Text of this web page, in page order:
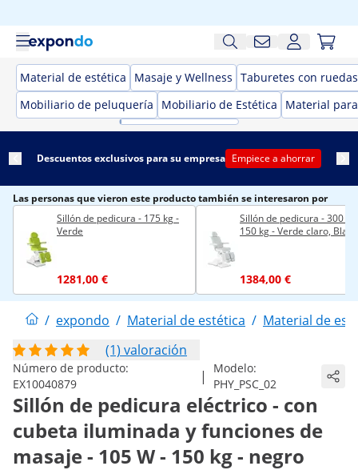
Material de estética Masaje y Wellness Taburetes con
Mobiliario de peluquería
Mobiliario de Estética Material
Descuentos exclusivos para su empresa Empiece a ahorrar
Las personas que vieron este producto también se interesaron por
Sillón de pedicura - 175 kg -
Verde
1281,00 €
Sillón de pedicura - 300 W
150 kg - Verde claro,
1384,00 €
/ expondo / Material de estética / Material de
(1) valoración
Número de producto:
EX10040879
|
Modelo:
PHY_PSC_02
Sillón de pedicura eléctrico - con
cubeta iluminada y funciones de
masaje - 105 W - 150 kg - negro